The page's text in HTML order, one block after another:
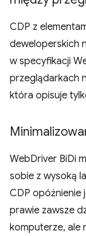
CDP z
deweloperskich
w specyfikacji
przeglądarkach
która opisuje
WebDriver BiDi
sobie z wysoką
CDP opóźnienie
prawie zawsze
komputerze, ale